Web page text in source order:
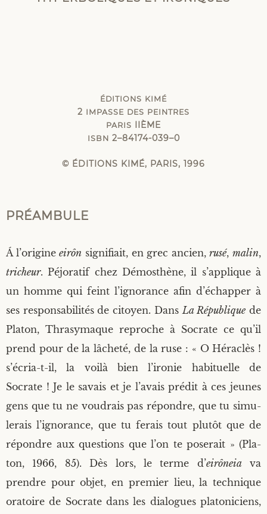
ÉDITIONS KIMÉ
2 IMPASSE DES PEINTRES
PARIS IIÈME
ISBN 2–84174-039–0
© ÉDITIONS KIMÉ, PARIS, 1996
PRÉAMBULE
Á l’o­ri­gineeirôn signi­fiait, en grec ancien,rusé, malin,
tri­cheur. Péjo­ra­tif chez Démos­thène, il s’ap­plique à
un homme qui feint l’i­gno­rance afin d’é­chap­per à
ses res­pon­sa­bi­li­tés de citoyen. DansLa Répu­blique de
Pla­ton, Thra­sy­maque reproche à Socrate ce qu’il
prend pour de la lâche­té, de la ruse : « O Héra­clès !
s’é­cria-t-il, la voi­là bien l’i­ro­nie habi­tuelle de
Socrate ! Je le savais et je l’a­vais pré­dit à ces jeunes
gens que tu ne vou­drais pas répondre, que tu simu­
le­rais l’i­gno­rance, que tu ferais tout plu­tôt que de
répondre aux ques­tions que l’on te pose­rait » (Pla­
ton, 1966, 85). Dès lors, le terme d’eirô­neiava
prendre pour objet, en pre­mier lieu, la tech­nique
ora­toire de Socrate dans les dia­logues pla­to­ni­ciens,